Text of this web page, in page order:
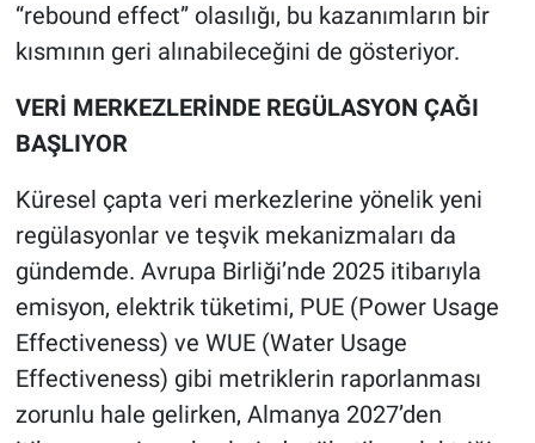
“rebound effect” olasılığı, bu kazanımların bir
kısmının geri alınabileceğini de gösteriyor.
VERİ MERKEZLERİNDE REGÜLASYON ÇAĞI
BAŞLIYOR
Küresel çapta veri merkezlerine yönelik yeni
regülasyonlar ve teşvik mekanizmaları da
gündemde. Avrupa Birliği’nde 2025 itibarıyla
emisyon, elektrik tüketimi, PUE (Power Usage
Effectiveness) ve WUE (Water Usage
Effectiveness) gibi metriklerin raporlanması
zorunlu hale gelirken, Almanya 2027’den